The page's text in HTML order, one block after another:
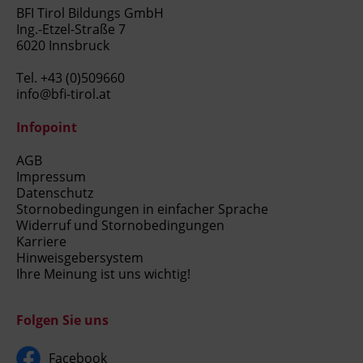
BFI Tirol Bildungs GmbH
Ing.-Etzel-Straße 7
6020 Innsbruck
Tel. +43 (0)509660
info@bfi-tirol.at
Infopoint
AGB
Impressum
Datenschutz
Stornobedingungen in einfacher Sprache
Widerruf und Stornobedingungen
Karriere
Hinweisgebersystem
Ihre Meinung ist uns wichtig!
Folgen Sie uns
Facebook